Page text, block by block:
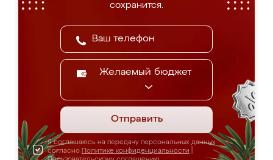
сохранится.
Желаемый бюджет
Отправить
Я соглашаюсь на передачу персональных данных
согласно Политике конфиденциальности